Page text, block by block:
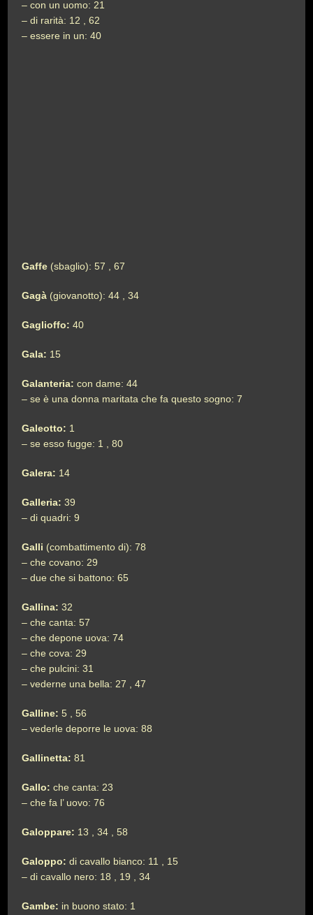
– con un uomo: 21
– di rarità: 12 , 62
– essere in un: 40
Gaffe (sbaglio): 57 , 67
Gagà (giovanotto): 44 , 34
Gaglioffo: 40
Gala: 15
Galanteria: con dame: 44
– se è una donna maritata che fa questo sogno: 7
Galeotto: 1
– se esso fugge: 1 , 80
Galera: 14
Galleria: 39
– di quadri: 9
Galli (combattimento di): 78
– che covano: 29
– due che si battono: 65
Gallina: 32
– che canta: 57
– che depone uova: 74
– che cova: 29
– che pulcini: 31
– vederne una bella: 27 , 47
Galline: 5 , 56
– vederle deporre le uova: 88
Gallinetta: 81
Gallo: che canta: 23
– che fa l’ uovo: 76
Galoppare: 13 , 34 , 58
Galoppo: di cavallo bianco: 11 , 15
– di cavallo nero: 18 , 19 , 34
Gambe: in buono stato: 1